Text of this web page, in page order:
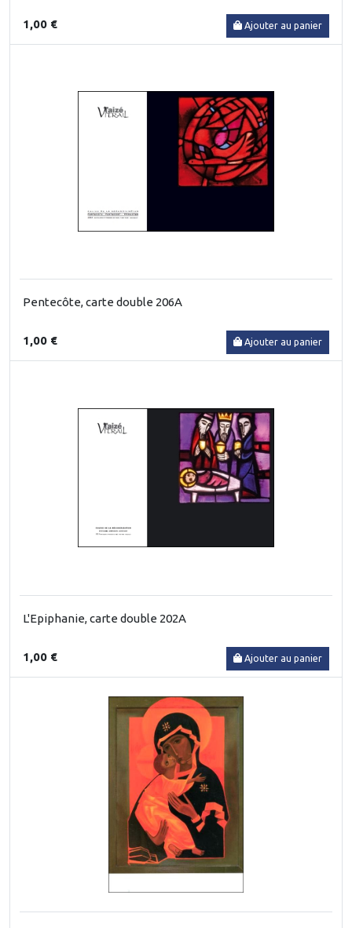
1,00 € Ajouter au panier
Pentecôte, carte double 206A
1,00 € Ajouter au panier
L'Epiphanie, carte double 202A
1,00 € Ajouter au panier